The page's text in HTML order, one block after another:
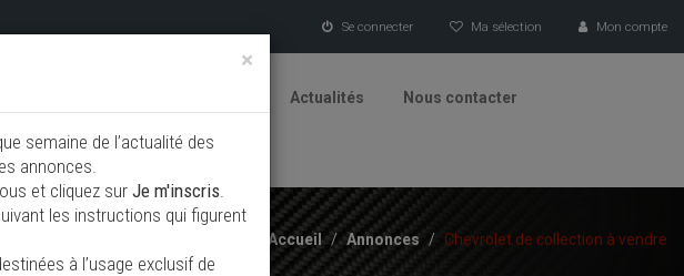
Se connecter Ma sélection Mon compte
Actualités Nous contacter
Accueil / Annonces / Chevrolet de collection à vendre
×
semaine de l’actualité des
annonces.
et cliquez sur Je m'inscris.
les instructions qui figurent
à l’usage exclusif de